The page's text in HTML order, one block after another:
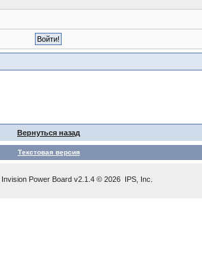
Вернуться назад
Текстовая версия
Invision Power Board v2.1.4 © 2026 IPS, Inc.